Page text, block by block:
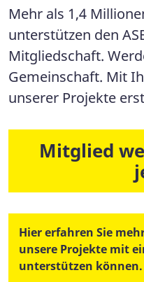
Mehr als 1,4
unterstützen den
Mitgliedschaft.
Gemeinschaft. Mit
unserer Projekte
Mitglied
Hier erfahren Sie
unsere Projekte mit
unterstützen können.